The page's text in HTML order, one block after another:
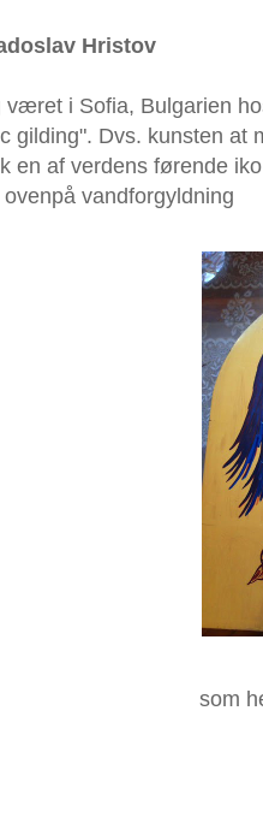
Hristov
været i Sofia, Bulgarien
gilding". Dvs. kunsten
en af verdens førende
vandforgyldning
som